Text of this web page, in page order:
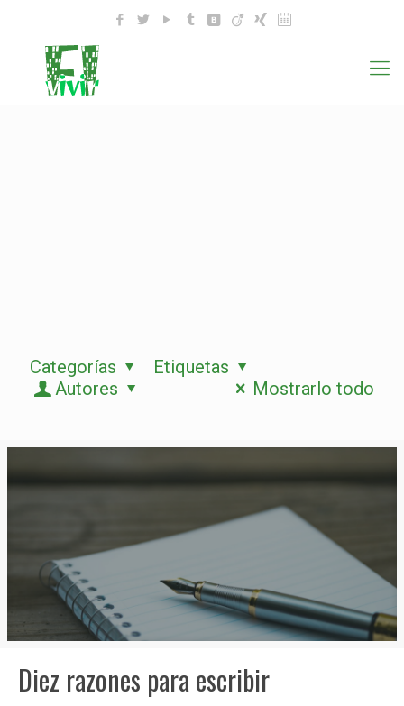
Categorías
Etiquetas
Autores
Mostrarlo todo
Diez razones para escribir